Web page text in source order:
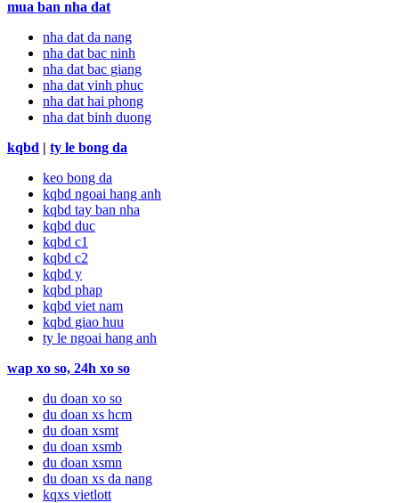
mua ban nha dat
nha dat da nang
nha dat bac ninh
nha dat bac giang
nha dat vinh phuc
nha dat hai phong
nha dat binh duong
kqbd | ty le bong da
keo bong da
kqbd ngoai hang anh
kqbd tay ban nha
kqbd duc
kqbd c1
kqbd c2
kqbd y
kqbd phap
kqbd viet nam
kqbd giao huu
ty le ngoai hang anh
wap xo so, 24h xo so
du doan xo so
du doan xs hcm
du doan xsmt
du doan xsmb
du doan xsmn
du doan xs da nang
kqxs vietlott